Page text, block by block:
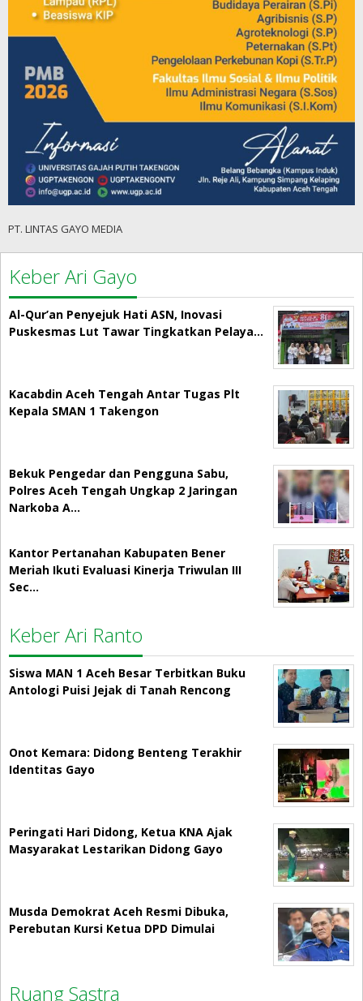
PT. LINTAS GAYO MEDIA
Keber Ari Gayo
Al-Qur’an Penyejuk Hati ASN, Inovasi
Puskesmas Lut Tawar Tingkatkan Pelaya…
Kacabdin Aceh Tengah Antar Tugas Plt
Kepala SMAN 1 Takengon
Bekuk Pengedar dan Pengguna Sabu,
Polres Aceh Tengah Ungkap 2 Jaringan
Narkoba A…
Kantor Pertanahan Kabupaten Bener
Meriah Ikuti Evaluasi Kinerja Triwulan III
Sec…
Keber Ari Ranto
Siswa MAN 1 Aceh Besar Terbitkan Buku
Antologi Puisi Jejak di Tanah Rencong
Onot Kemara: Didong Benteng Terakhir
Identitas Gayo
Peringati Hari Didong, Ketua KNA Ajak
Masyarakat Lestarikan Didong Gayo
Musda Demokrat Aceh Resmi Dibuka,
Perebutan Kursi Ketua DPD Dimulai
Ruang Sastra